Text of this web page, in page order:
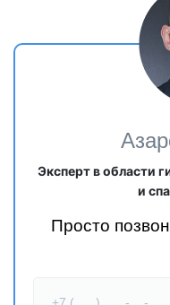
Эксперт в области
и
Просто